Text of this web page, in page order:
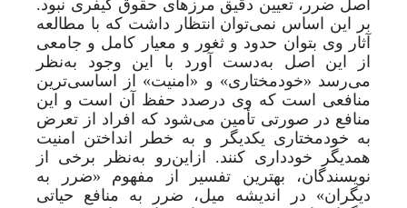
اصل ضرر، تعیین دقیق مرزهای حقوق کیفری نبود.
بر این اساس نمی‌توان انتظار داشت که با مطالعه
آثار وی بتوان حدود و ثغور و معیار کامل و جامعی
از این اصل بهدست آورد با این وجود به‌نظر
می‌رسد «خودمختاری» و «امنیت» از اساسی‌ترین
منافعی است که وی درصدد حفظ آن است و این
منافع در صورتی تأمین می‌شود که افراد از تعرض
به خودمختاری یکدیگر و به خطر انداختن امنیت
همدیگر خودداری کنند. ازاین‌رو به‌نظر برخی از
نویسندگان، بهترین تفسیر از مفهوم «ضرر به
دیگران» در اندیشه میل، ضرر به منافع حیاتی